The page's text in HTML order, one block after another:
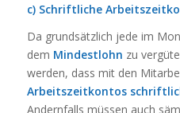
c) Schriftliche
Da grundsätzlich jede im
dem Mindestlohn zu
werden, dass mit den
Arbeitszeitkontos
Andernfalls müssen auch